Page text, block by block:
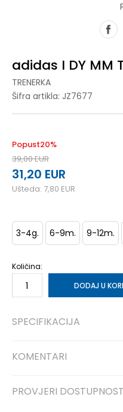
adidas I DY MM
TRENERKA
Šifra artikla: JZ7677
Popust20%
39,00EUR
31,20 EUR
Ušteda: 7,80 EUR
3-4g. 6-9m. 9-12m.
Količina:
DODAJ U
SPECIFIKACIJA
KOMENTARI
PROVJERI